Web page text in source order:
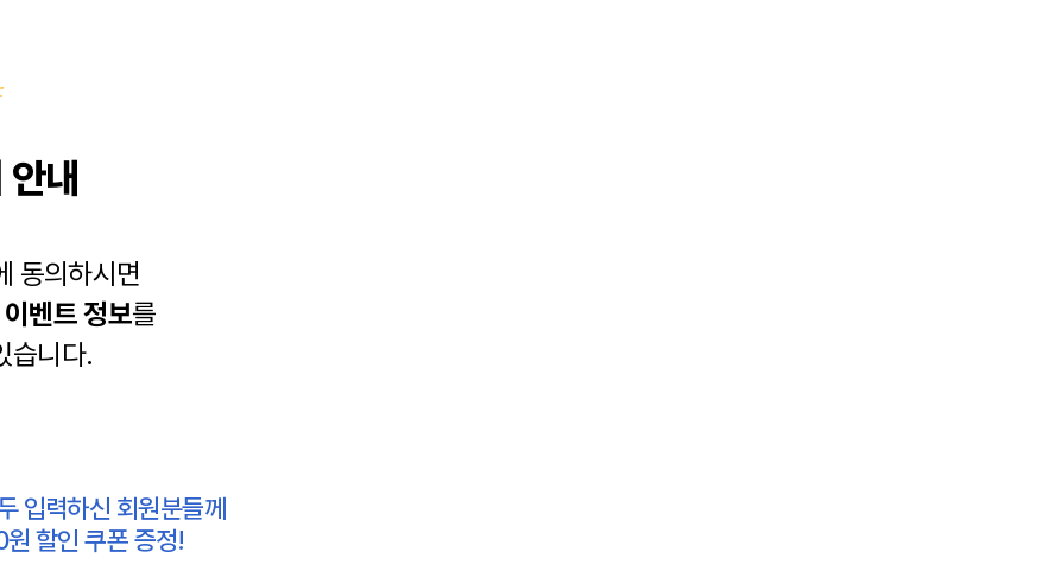
내
동의하시면
이벤트 정보를
습니다.
입력하신 회원분들께
할인 쿠폰 증정!